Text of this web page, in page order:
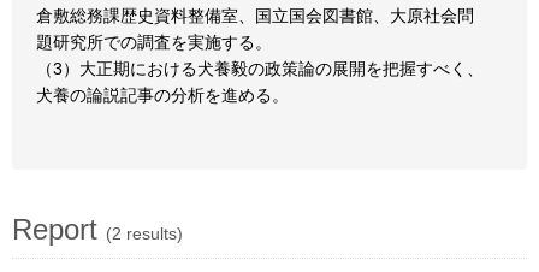
倉敷総務課歴史資料整備室、国立国会図書館、大原社会問
題研究所での調査を実施する。
（3）大正期における犬養毅の政策論の展開を把握すべく、
犬養の論説記事の分析を進める。
Report (2 results)